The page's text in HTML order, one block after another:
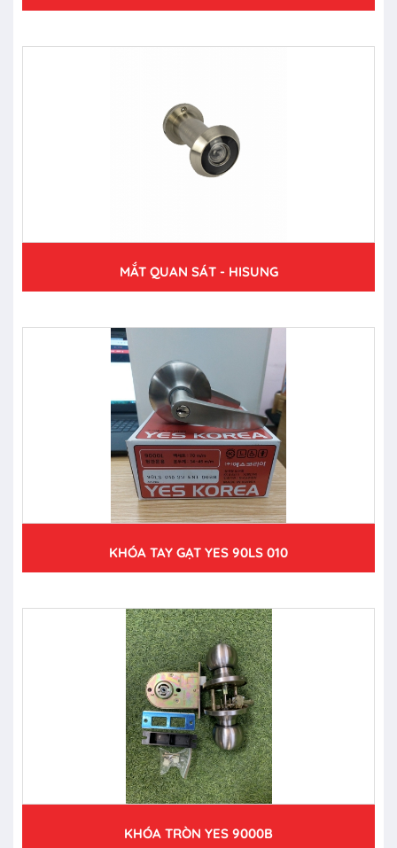
MẮT QUAN SÁT - HISUNG
KHÓA TAY GẠT YES 90LS 010
KHÓA TRÒN YES 9000B